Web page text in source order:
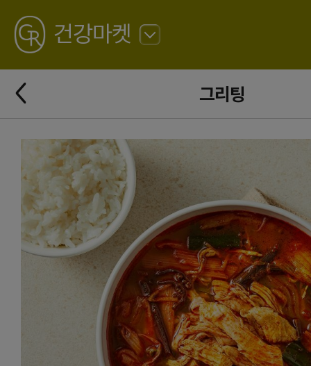
GREATING
건강마켓
로
그리팅
뒤
로
가